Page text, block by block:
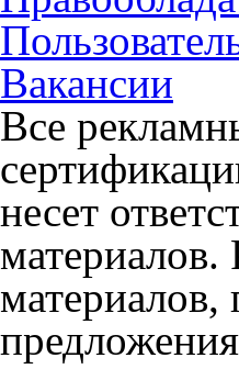
Вакансии
Все
несет
материалов.
материалов,